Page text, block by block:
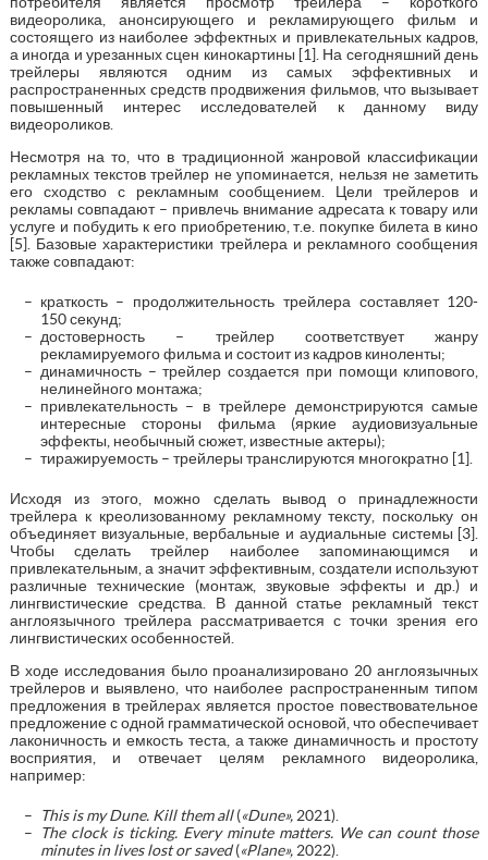
видеоролика, анонсирующего и рекламирующего фильм и
состоящего из наиболее эффектных и привлекательных кадров,
а иногда и урезанных сцен кинокартины [1]. На сегодняшний день
трейлеры являются одним из самых эффективных и
распространенных средств продвижения фильмов, что вызывает
повышенный интерес исследователей к данному виду
видеороликов.
Несмотря на то, что в традиционной жанровой классификации
рекламных текстов трейлер не упоминается, нельзя не заметить
его сходство с рекламным сообщением. Цели трейлеров и
рекламы совпадают – привлечь внимание адресата к товару или
услуге и побудить к его приобретению, т.е. покупке билета в кино
[5]. Базовые характеристики трейлера и рекламного сообщения
также совпадают:
краткость – продолжительность трейлера составляет 120-
150 секунд;
достоверность – трейлер соответствует жанру
рекламируемого фильма и состоит из кадров киноленты;
динамичность – трейлер создается при помощи клипового,
нелинейного монтажа;
привлекательность – в трейлере демонстрируются самые
интересные стороны фильма (яркие аудиовизуальные
эффекты, необычный сюжет, известные актеры);
тиражируемость – трейлеры транслируются многократно [1].
Исходя из этого, можно сделать вывод о принадлежности
трейлера к креолизованному рекламному тексту, поскольку он
объединяет визуальные, вербальные и аудиальные системы [3].
Чтобы сделать трейлер наиболее запоминающимся и
привлекательным, а значит эффективным, создатели используют
различные технические (монтаж, звуковые эффекты и др.) и
лингвистические средства. В данной статье рекламный текст
англоязычного трейлера рассматривается с точки зрения его
лингвистических особенностей.
В ходе исследования было проанализировано 20 англоязычных
трейлеров и выявлено, что наиболее распространенным типом
предложения в трейлерах является простое повествовательное
предложение с одной грамматической основой, что обеспечивает
лаконичность и емкость теста, а также динамичность и простоту
восприятия, и отвечает целям рекламного видеоролика,
например:
This is my Dune. Kill them all(«Dune»,2021).
The clock is ticking. Every minute matters. We can count those
minutes in lives lost or saved(«Plane»,2022).